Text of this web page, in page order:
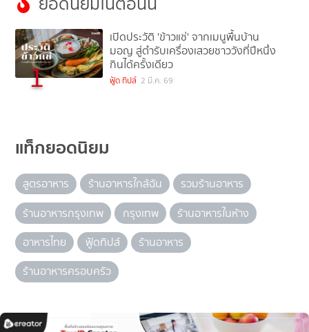
1
เปิดประวัติ 'ข้าวแช่' จากเมนูพื้นบ้าน
มอญ สู่ตำรับเครื่องเสวยชาววังที่ปีหนึ่ง
กินได้ครั้งเดียว
ฟู้ด ทิปส์ 2 มี.ค. 69
แท็กยอดนิยม
สูตรอาหาร ร้านอาหารใกล้ฉัน
รวมร้านอาหาร
ร้านอาหารกรุงเทพ
กรุงเทพ
ร้านอาหารในห้าง
อาหารไทย
ฟู้ดทิปส์
ร้านอาหาร
ร้านอาหารครอบครัว